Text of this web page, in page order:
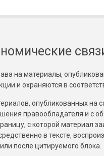
на материалы,
и охраняются в
опубликованных на
правообладателя и с
с которой материал
в тексте,
после цитируемого блока.